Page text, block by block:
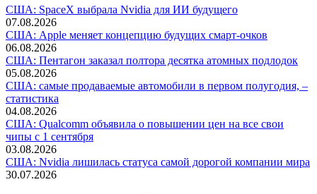
США: SpaceX выбрала Nvidia для ИИ будущего
07.08.2026
США: Apple меняет концепцию будущих смарт-очков
06.08.2026
США: Пентагон заказал полтора десятка атомных подлодок
05.08.2026
США: самые продаваемые автомобили в первом полугодия, –
статистика
04.08.2026
США: Qualcomm объявила о повышении цен на все свои
чипы с 1 сентября
03.08.2026
США: Nvidia лишилась статуса самой дорогой компании мира
30.07.2026